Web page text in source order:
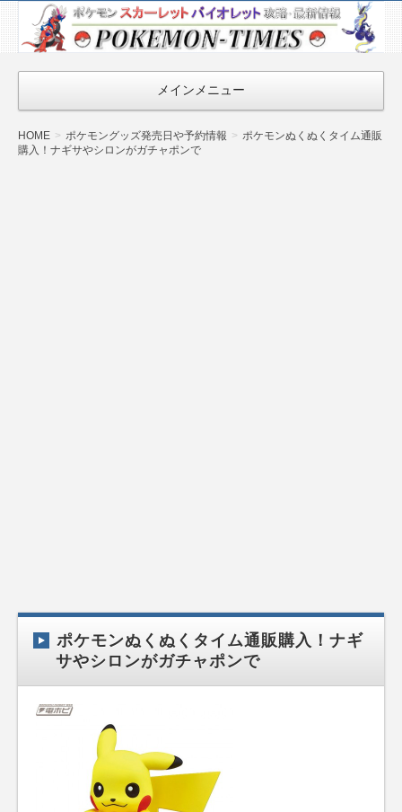
ポケモン最新
情報まとめ
『POKEMON-
TIMES』
メインメニュー
HOME ポケモングッズ発売日や予約情報
ポケモンぬくぬくタイム通販
購入！ナギサやシロンがガチャポンで
ポケモンぬくぬくタイム通販購入！ナギ
サやシロンがガチャポンで